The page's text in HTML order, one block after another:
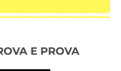
E PROVA